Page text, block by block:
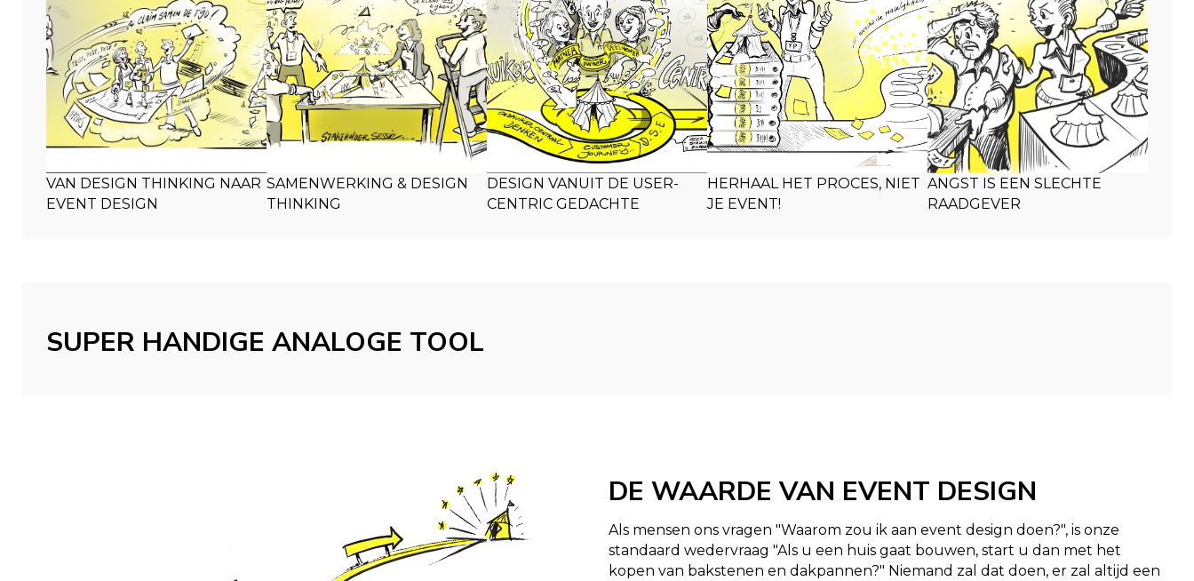
VAN DESIGN THINKING NAAR
EVENT DESIGN
SAMENWERKING & DESIGN
THINKING
DESIGN VANUIT DE USER-
CENTRIC GEDACHTE
HERHAAL HET PROCES, NIET
JE EVENT!
ANGST IS EEN SLECHTE
RAADGEVER
SUPER HANDIGE ANALOGE TOOL
DE WAARDE VAN EVENT DESIGN
Als mensen ons vragen "Waarom zou ik aan event design doen?", is onze
standaard wedervraag "Als u een huis gaat bouwen, start u dan met het
kopen van bakstenen en dakpannen?" Niemand zal dat doen, er zal altijd een